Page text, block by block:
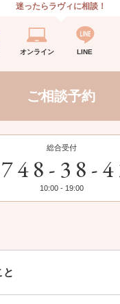
迷ったらラヴィに相談！
オンライン LINE
ご相談予約
総合受付
38-
10:00 - 19:00
と